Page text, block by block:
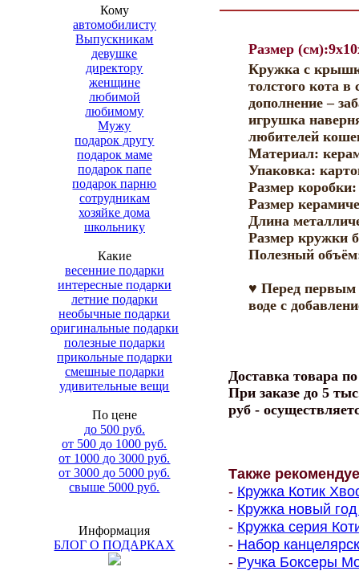
Кому
автомобилисту
Выпускникам
девушке
директору
женщине
любимой
любимому
Мужу
подарок другу
подарок маме
подарок папе
подарок парню
сотрудникам
хозяйке дома
школьнику
Какие
весенние подарки
интересные подарки
летние подарки
необычные подарки
оригинальные подарки
полезные подарки
прикольные подарки
смешные подарки
удивительные вещи
По цене
до 500 руб.
от 500 до 1000 руб.
от 1000 до 3000 руб.
от 3000 до 5000 руб.
свыше 5000 руб.
Информация
БЛОГ О ПОДАРКАХ
Размер
Кружка с
толстого кота в
дополнение –
игрушка
любителей
Материал:
Упаковка:
Размер
Размер
Длина
Размер кружки
Полезный
♥ Перед первым
воде с
Доставка товара
При заказе до 5
руб -
Также
- Кружка Котик
- Кружка новый
- Кружка серия
- Набор
- Ручка Боксеры